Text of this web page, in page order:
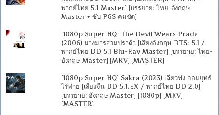
พากย์ไทย 5.1 Master] [บรรยาย: ไทย-อังกฤษ
Master + ซับ PGS คมชัด]
[1080p Super HQ] The Devil Wears Prada
(2006) นางมารสวมปราด้า [เสียงอังกฤษ DTS: 5.1 /
พากย์ไทย DD 5.1 Blu-Ray Master] [บรรยาย: ไทย-
อังกฤษ Master] [MKV] [MASTER]
[1080p Super HQ] Sakra (2023) เฉียวฟง จอมยุทธ์
ไร้พ่าย [เสียงจีน DD 5.1.EX / พากย์ไทย DD 2.0]
[บรรยาย: อังกฤษ Master] [1080p] [MKV]
[MASTER]